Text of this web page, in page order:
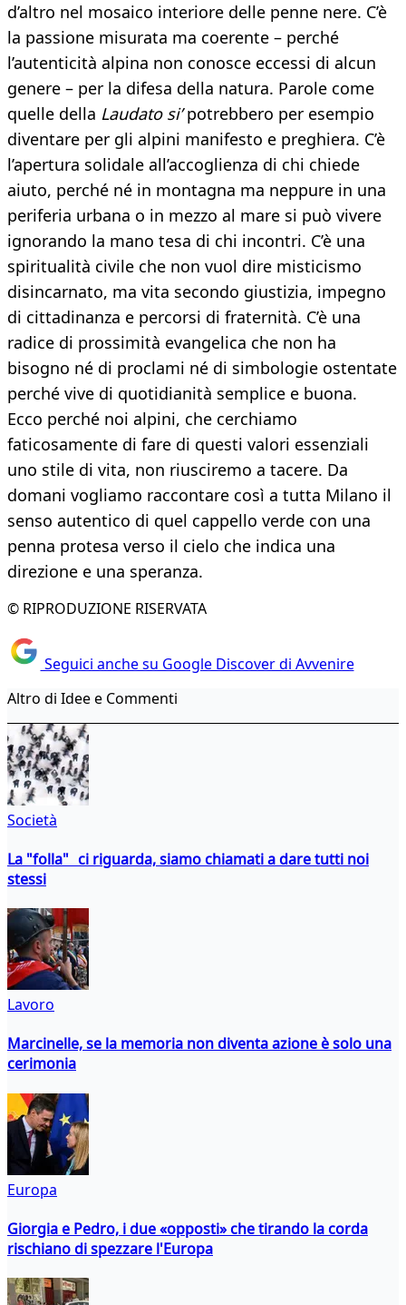
d’altro nel mosaico interiore delle penne nere. C’è
la passione misurata ma coerente – perché
l’autenticità alpina non conosce eccessi di alcun
genere – per la difesa della natura. Parole come
quelle della Laudato si’potrebbero per esempio
diventare per gli alpini manifesto e preghiera. C’è
l’apertura solidale all’accoglienza di chi chiede
aiuto, perché né in montagna ma neppure in una
periferia urbana o in mezzo al mare si può vivere
ignorando la mano tesa di chi incontri. C’è una
spiritualità civile che non vuol dire misticismo
disincarnato, ma vita secondo giustizia, impegno
di cittadinanza e percorsi di fraternità. C’è una
radice di prossimità evangelica che non ha
bisogno né di proclami né di simbologie ostentate
perché vive di quotidianità semplice e buona.
Ecco perché noi alpini, che cerchiamo
faticosamente di fare di questi valori essenziali
uno stile di vita, non riusciremo a tacere. Da
domani vogliamo raccontare così a tutta Milano il
senso autentico di quel cappello verde con una
penna protesa verso il cielo che indica una
direzione e una speranza.
© RIPRODUZIONE RISERVATA
Seguici anche su Google Discover di Avvenire
Altro di Idee e Commenti
Società
La "folla" ci riguarda, siamo chiamati a dare tutti noi
stessi
Lavoro
Marcinelle, se la memoria non diventa azione è solo una
cerimonia
Europa
Giorgia e Pedro, i due «opposti» che tirando la corda
rischiano di spezzare l'Europa